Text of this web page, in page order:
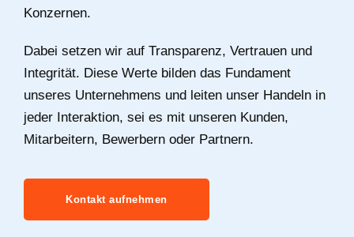
Konzernen.
Dabei setzen wir auf Transparenz, Vertrauen und
Integrität. Diese Werte bilden das Fundament
unseres Unternehmens und leiten unser Handeln in
jeder Interaktion, sei es mit unseren Kunden,
Mitarbeitern, Bewerbern oder Partnern.
Kontakt aufnehmen